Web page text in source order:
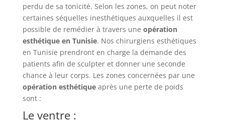
perdu de sa tonicité. Selon les zones, on peut noter
certaines séquelles inesthétiques auxquelles il est
possible de remédier à travers une opération
esthétique en Tunisie. Nos chirurgiens esthétiques
en Tunisie prendront en charge la demande des
patients afin de sculpter et donner une seconde
chance à leur corps. Les zones concernées par une
opération esthétiqueaprès une perte de poids
sont :
Le ventre :